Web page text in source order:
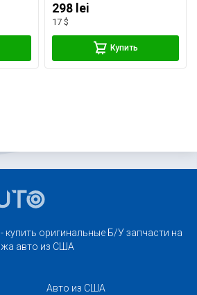
298 lei
17 $
Купить
купить оригинальные Б/У запчасти на
авто из США
Авто из США